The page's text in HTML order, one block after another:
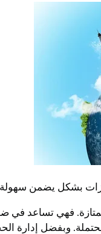
بشكل يضمن
فهي تساعد في
وبفضل إدارة